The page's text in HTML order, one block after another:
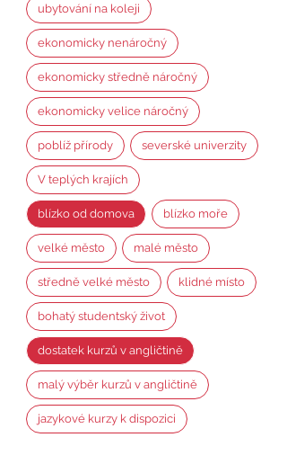
ubytování na koleji
ekonomicky nenáročný
ekonomicky středně náročný
ekonomicky velice náročný
poblíž přírody severské univerzity
V teplých krajích
blízko od domova blízko moře
velké město malé město
středně velké město klidné místo
bohatý studentský život
dostatek kurzů v angličtině
malý výběr kurzů v angličtině
jazykové kurzy k dispozici